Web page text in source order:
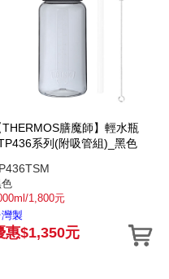
THERMOS膳魔師】輕水瓶
系列(附吸管組)_黑色
1,800元
灣製
惠$1,350元